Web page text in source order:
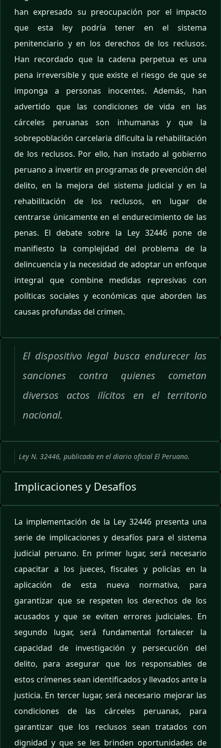
han expresado su preocupación por el impacto
que esta ley podría tener en el sistema
penitenciario y en los derechos de los reclusos.
Han recordado que la cadena perpetua es una
pena irreversible y que existe el riesgo de que se
imponga a personas inocentes. Además, han
advertido que las condiciones de vida en las
cárceles peruanas son inhumanas y que la
sobrepoblación carcelaria dificulta la rehabilitación
de los reclusos. Por ello, han instado al gobierno
peruano a invertir en programas de prevención del
delito, en la mejora del sistema judicial y en la
rehabilitación de los reclusos, en lugar de
centrarse únicamente en el endurecimiento de las
penas. El debate sobre la Ley 32446 pone de
manifiesto la complejidad del problema de la
delincuencia y la necesidad de adoptar un enfoque
integral que combine medidas represivas con
políticas sociales y económicas que aborden las
causas profundas del crimen.
El dispositivo legal busca endurecer las
sanciones contra quienes cometan
diversos actos ilícitos en el territorio
nacional.
Ley N. 32446, publicada en el diario oficial El Peruano.
Implicaciones y Desafíos
La implementación de la Ley 32446 presenta una
serie de implicaciones y desafíos para el sistema
judicial peruano. En primer lugar, será necesario
capacitar a los jueces, fiscales y policías en la
aplicación de esta nueva normativa, para
garantizar que se respeten los derechos de los
acusados y que se eviten errores judiciales. En
segundo lugar, será fundamental fortalecer la
capacidad de investigación y persecución del
delito, para asegurar que los responsables de
estos crímenes sean identificados y llevados ante la
justicia. En tercer lugar, será necesario mejorar las
condiciones de las cárceles peruanas, para
garantizar que los reclusos sean tratados con
dignidad y que se les brinden oportunidades de